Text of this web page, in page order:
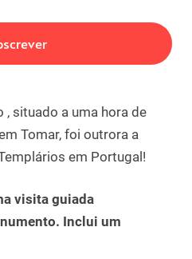
, situado a uma hora de
Tomar, foi outrora a
em Portugal!
visita guiada
Inclui um